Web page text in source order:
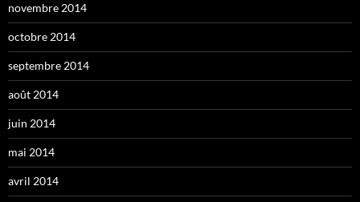
novembre 2014
octobre 2014
septembre 2014
août 2014
juin 2014
mai 2014
avril 2014